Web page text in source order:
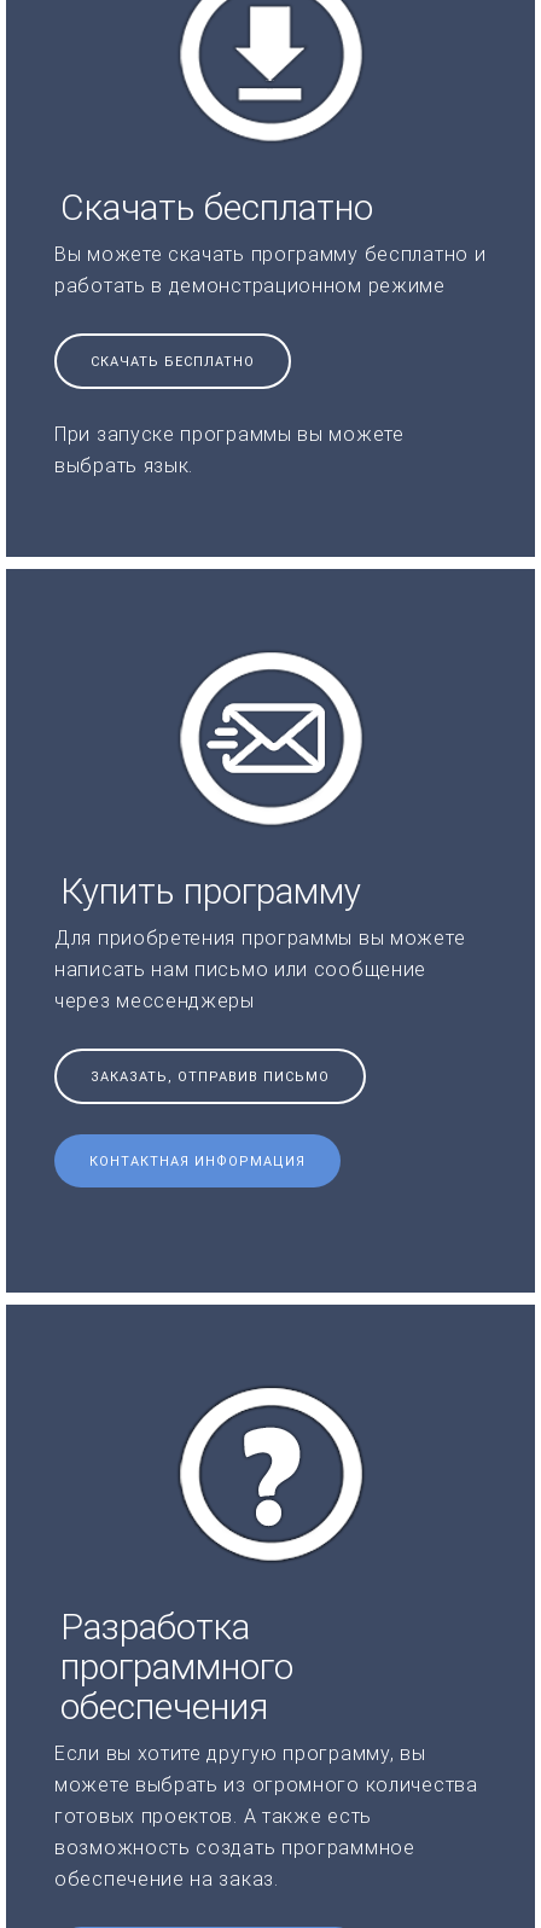
Скачать бесплатно
Вы можете скачать программу бесплатно и
работать в демонстрационном режиме
СКАЧАТЬ БЕСПЛАТНО
При запуске программы вы можете
выбрать язык.
Купить программу
Для приобретения программы вы можете
написать нам письмо или сообщение
через мессенджеры
ЗАКАЗАТЬ, ОТПРАВИВ ПИСЬМО
КОНТАКТНАЯ ИНФОРМАЦИЯ
Разработка
программного
обеспечения
Если вы хотите другую программу, вы
можете выбрать из огромного количества
готовых проектов. А также есть
возможность создать программное
обеспечение на заказ.